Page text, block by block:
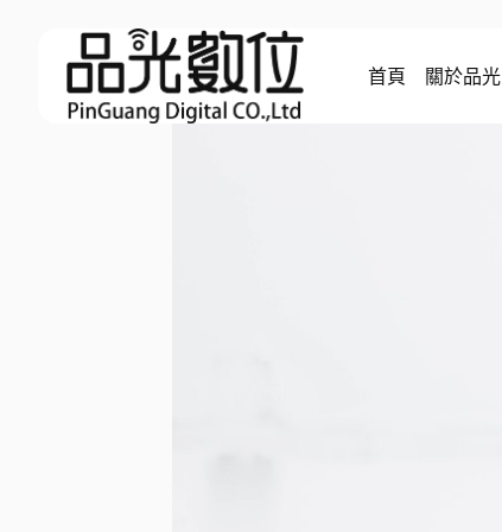
content
首頁 關於品光